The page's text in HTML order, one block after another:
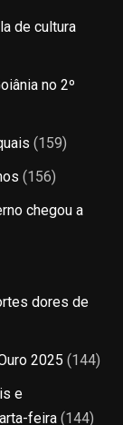
de cultura
no 2º
(159)
(156)
chegou a
dores de
2025 (144)
e
feira (144)